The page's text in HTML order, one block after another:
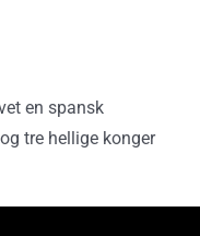
en spansk
tre hellige konger